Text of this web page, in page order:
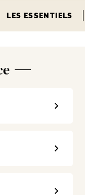
LES ESSENTIELS